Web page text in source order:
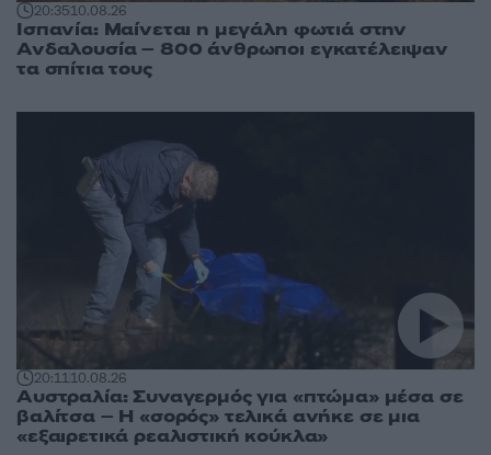
20:3510.08.26
Ισπανία: Μαίνεται η μεγάλη φωτιά στην
Ανδαλουσία – 800 άνθρωποι εγκατέλειψαν
τα σπίτια τους
20:1110.08.26
Αυστραλία: Συναγερμός για «πτώμα» μέσα σε
βαλίτσα – Η «σορός» τελικά ανήκε σε μια
«εξαιρετικά ρεαλιστική κούκλα»